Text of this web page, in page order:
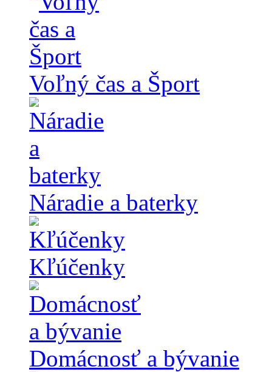
Voľný čas a Šport
Náradie a baterky
Kľúčenky
Domácnosť a bývanie